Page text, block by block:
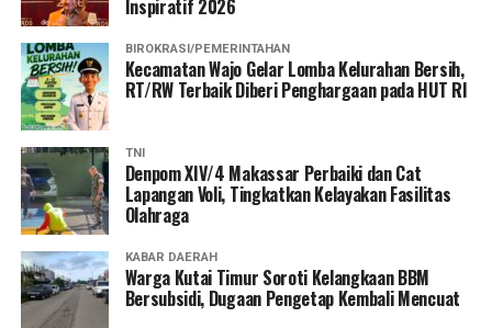
Inspiratif 2026
BIROKRASI/PEMERINTAHAN
Kecamatan Wajo Gelar Lomba Kelurahan Bersih,
RT/RW Terbaik Diberi Penghargaan pada HUT RI
TNI
Denpom XIV/4 Makassar Perbaiki dan Cat
Lapangan Voli, Tingkatkan Kelayakan Fasilitas
Olahraga
KABAR DAERAH
Warga Kutai Timur Soroti Kelangkaan BBM
Bersubsidi, Dugaan Pengetap Kembali Mencuat